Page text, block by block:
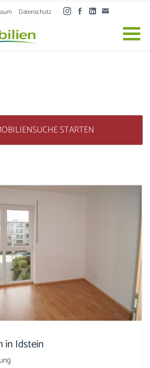
Datenschutz
STARTEN
in Idstein